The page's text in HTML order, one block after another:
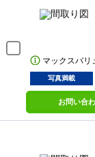
マックスバリ
写真満載
お問い合